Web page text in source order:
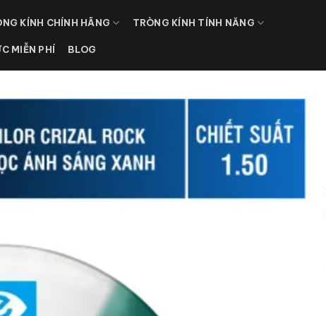
KÍNH CHÍNH HÃNG TRÒNG KÍNH TÍNH NĂNG
MIỄN PHÍ BLOG
Add to